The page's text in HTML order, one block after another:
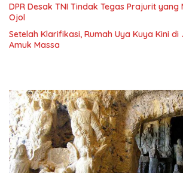
DPR Desak TNI Tindak Tegas Prajurit yang
Ojol
Setelah Klarifikasi, Rumah Uya Kuya Kini
Amuk Massa